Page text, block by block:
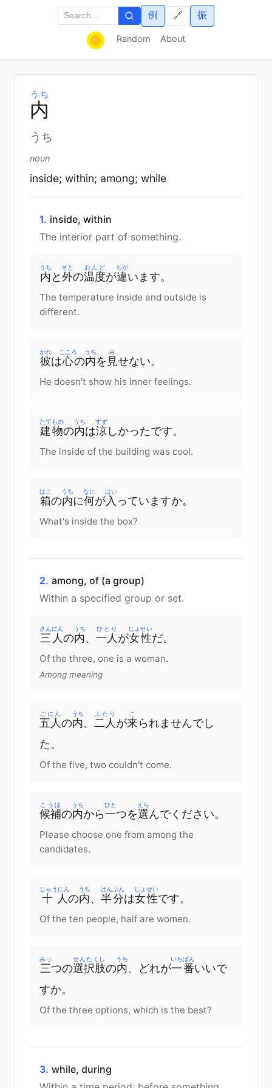
Random About
例 振
🔗
内
うち
うち
noun
inside; within; among; while
1. inside, within
The interior part of something.
内
うち
と 外
そと
の温度
おんど
が違
ちが
います。
The temperature inside and outside is
different.
彼
かれ
は心
こころ
の内
うち
を 見
み
せない。
He doesn't show his inner feelings.
建物
たてもの
の内
うち
は涼
すず
しかったです。
The inside of the building was cool.
箱
はこ
の内
うち
に何
なに
が 入
はい
っていますか。
What's inside the box?
2. among, of (a group)
Within a specified group or set.
三人
さんにん
の内
うち
、 一人
ひとり
が女性
じょせい
だ。
Of the three, one is a woman.
Among meaning
五人
ごにん
の内
うち
、 二人
ふたり
が来
こ
られませんでし
た 。
Of the five, two couldn't come.
候補
こうほ
の内
うち
から一
ひと
つを選
えら
んでください。
Please choose one from among the
candidates.
十人
じゅうにん
の内
うち
、 半分
はんぶん
は女性
じょせい
です。
Of the ten people, half are women.
三
みっ
つの選択肢
せんたくし
の内
うち
、 どれが一番
いちばん
いいで
すか。
Of the three options, which is the best?
3. while, during